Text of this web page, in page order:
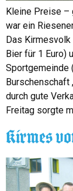
Kleine Preise –
war ein
Das
Bier für 1 Euro)
Sportgemeinde
Burschenschaft
durch gute
Freitag sorgte
Kirmes